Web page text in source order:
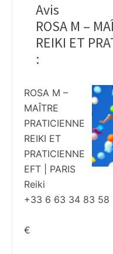
Avis
ROSA M –
REIKI ET
:
ROSA M –
MAÎTRE
PRATICIENNE
REIKI ET
PRATICIENNE
EFT | PARIS
Reiki
+33 6 63 34 83 58
€